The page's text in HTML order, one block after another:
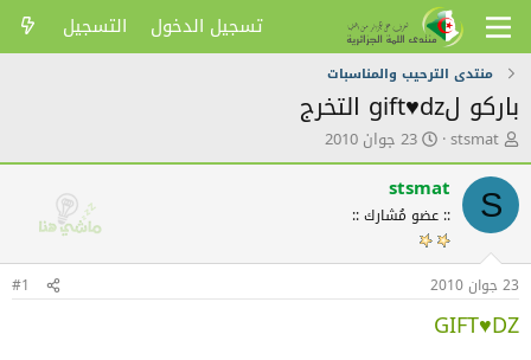
تسجيل الدخول التسجيل
منتدى الترحيب والمناسبات
باركو لgift♥dz التخرج
ك
ا
ت
ب
ا
م
و
ض
و
stsmat ت
ا
ر
ي
خ
ل
ش
23 جوان 2010
S
stsmat
:: عضو مُشارك ::
23 جوان 2010 #1
GIFT♥DZ